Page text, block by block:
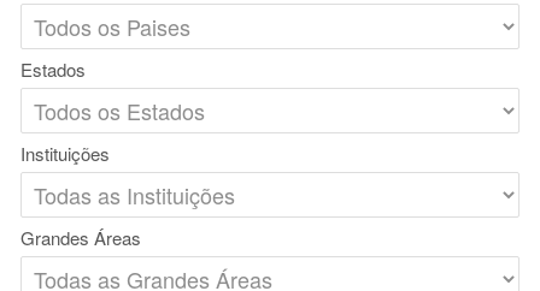
Estados
Instituições
Grandes Áreas